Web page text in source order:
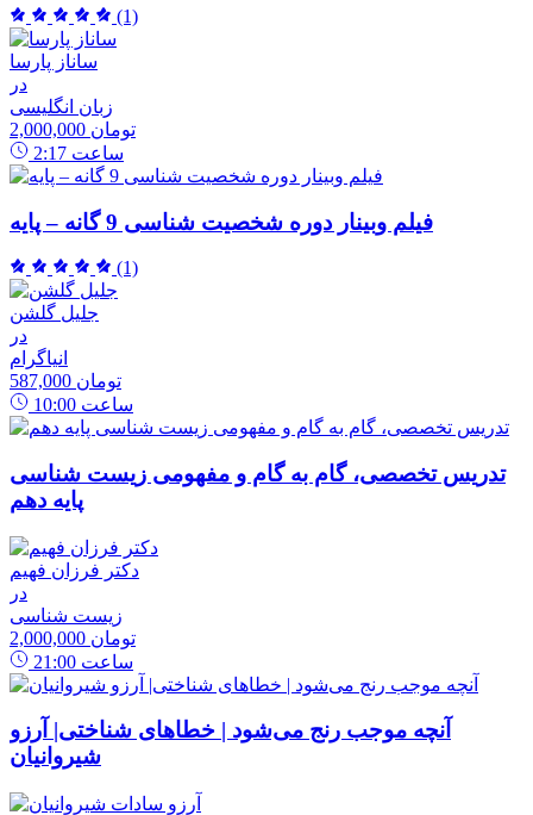
(1)
ساناز پارسا
در
زبان انگلیسی
2,000,000 تومان
2:17 ساعت
فیلم وبینار دوره شخصیت شناسی 9 گانه – پایه
(1)
جلیل گلشن
در
انیاگرام
587,000 تومان
10:00 ساعت
تدریس تخصصی، گام به گام و مفهومی زیست شناسی
پایه دهم
دکتر فرزان فهیم
در
زیست شناسی
2,000,000 تومان
21:00 ساعت
آنچه موجب رنج می‌شود | خطاهای شناختی| آرزو
شیروانیان